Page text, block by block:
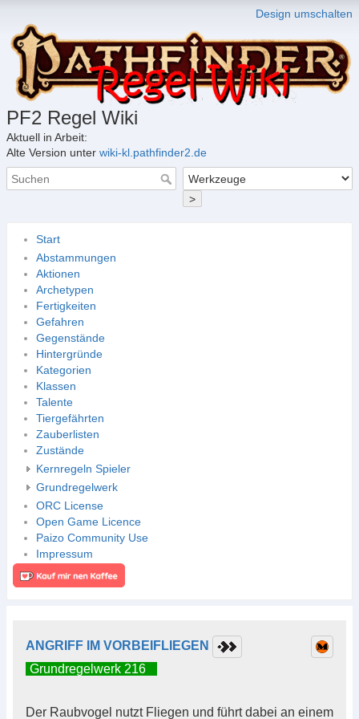
Design umschalten
PF2 Regel Wiki
Aktuell in Arbeit:
Alte Version unter wiki-kl.pathfinder2.de
>
Start
Abstammungen
Aktionen
Archetypen
Fertigkeiten
Gefahren
Gegenstände
Hintergründe
Kategorien
Klassen
Talente
Tiergefährten
Zauberlisten
Zustände
Kernregeln Spieler
Grundregelwerk
ORC License
Open Game Licence
Paizo Community Use
Impressum
ANGRIFF IM VORBEIFLIEGEN
Grundregelwerk 216
Der Raubvogel nutzt Fliegen und führt dabei an einem